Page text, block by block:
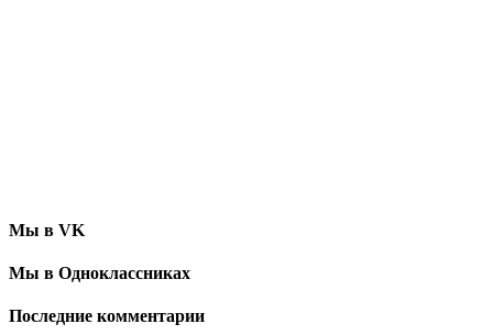
Мы в VK
Мы в Одноклассниках
Последние комментарии